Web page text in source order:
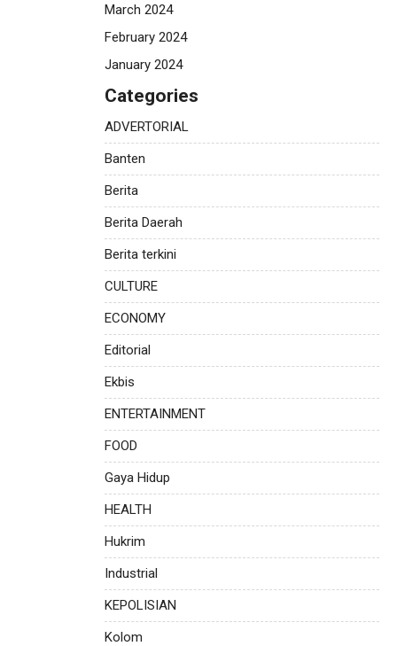
March 2024
February 2024
January 2024
Categories
ADVERTORIAL
Banten
Berita
Berita Daerah
Berita terkini
CULTURE
ECONOMY
Editorial
Ekbis
ENTERTAINMENT
FOOD
Gaya Hidup
HEALTH
Hukrim
Industrial
KEPOLISIAN
Kolom